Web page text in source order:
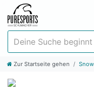
Zur Startseite gehen